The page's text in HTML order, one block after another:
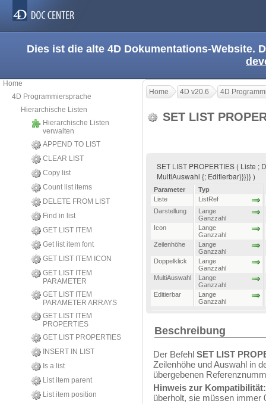
Dies ist die alte 4D Dokumentations-Website.
Home
4D Programmiersprache
Hierarchische Listen
Hierarchische Listen
verwalten
APPEND TO LIST
CLEAR LIST
Copy list
Count list items
DELETE FROM LIST
Find in list
GET LIST ITEM
Get list item font
GET LIST ITEM ICON
GET LIST ITEM
PARAMETER
GET LIST ITEM
PARAMETER ARRAYS
GET LIST ITEM
PROPERTIES
GET LIST PROPERTIES
INSERT IN LIST
Is a list
List item parent
List item position
Home 4D v20.6 4D
SET LIST
SET LIST PROPERTIES ( Liste ;
MultiAuswahl {; Editierbar}}}}} )
Parameter
Typ
Liste
ListRef
Darstellung
Lange
Ganzzahl
Icon
Lange
Ganzzahl
Zeilenhöhe
Lange
Ganzzahl
Doppelklick
Lange
Ganzzahl
MultiAuswahl
Lange
Ganzzahl
Editierbar
Lange
Ganzzahl
Beschreibung
Der Befehl SET LIST
Zeilenhöhe und Auswahl in
übergebenen
Hinweis zur
überholt, sie müssen immer